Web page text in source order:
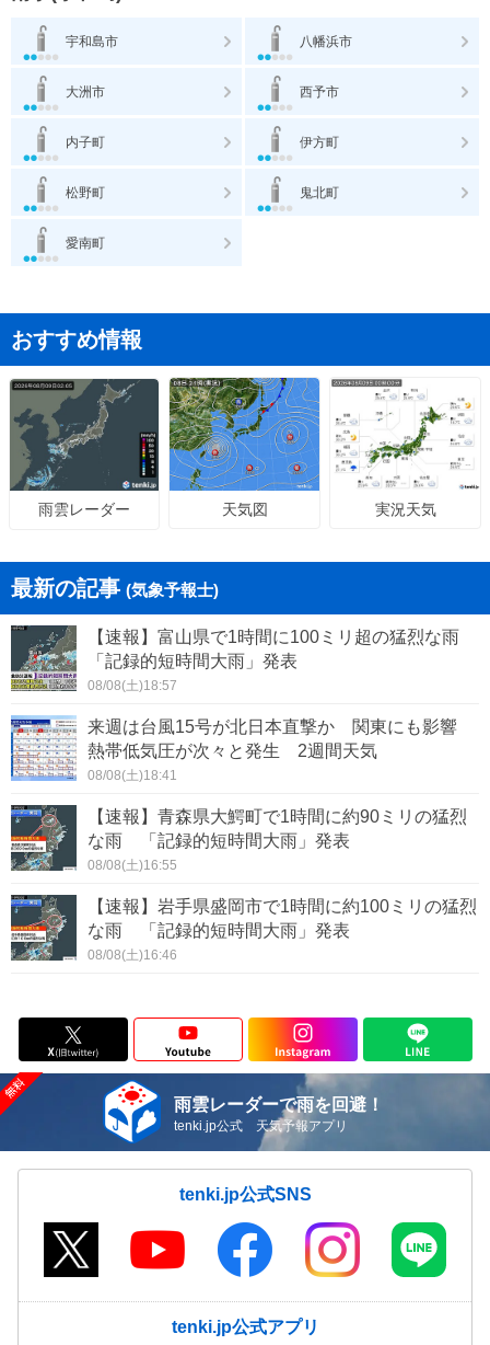
宇和島市 八幡浜市
大洲市 西予市
内子町 伊方町
松野町 鬼北町
愛南町
おすすめ情報
雨雲レーダー 天気図 実況天気
最新の記事 (気象予報士)
【速報】富山県で1時間に100ミリ超の猛烈な雨
「記録的短時間大雨」発表
08/08(土)18:57
来週は台風15号が北日本直撃か 関東にも影響
熱帯低気圧が次々と発生 2週間天気
08/08(土)18:41
【速報】青森県大鰐町で1時間に約90ミリの猛烈
な雨 「記録的短時間大雨」発表
08/08(土)16:55
【速報】岩手県盛岡市で1時間に約100ミリの猛烈
な雨 「記録的短時間大雨」発表
08/08(土)16:46
雨雲レーダーで雨を回避！
tenki.jp公式 天気予報アプリ
tenki.jp公式SNS
tenki.jp公式アプリ